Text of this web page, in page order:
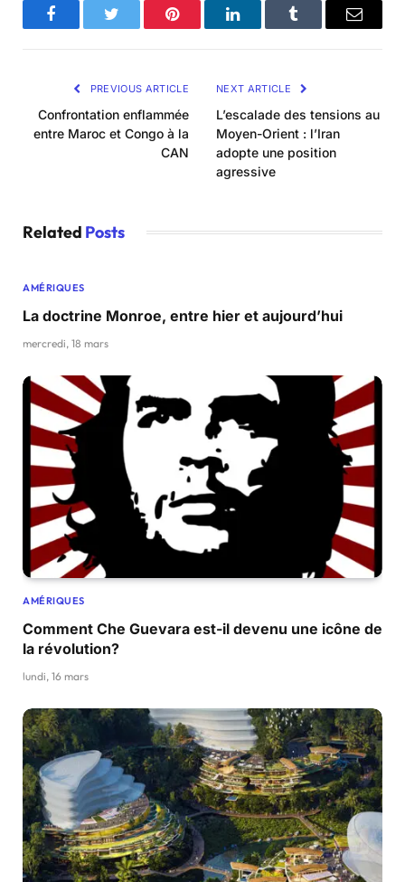
FacebookTwitter Pinterest LinkedInTumblr Email
PREVIOUS ARTICLE
Confrontation enflammée
entre Maroc et Congo à la
CAN
NEXT ARTICLE
L’escalade des tensions au
Moyen-Orient : l’Iran
adopte une position
agressive
Related Posts
AMÉRIQUES
La doctrine Monroe, entre hier et aujourd’hui
mercredi, 18 mars
AMÉRIQUES
Comment Che Guevara est-il devenu une icône de
la révolution?
lundi, 16 mars